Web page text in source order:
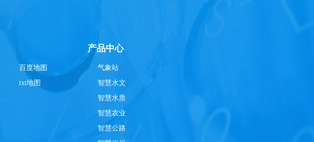
百度地图
txt地图
产品中心
气象站
智慧水文
智慧水质
智慧农业
智慧公路